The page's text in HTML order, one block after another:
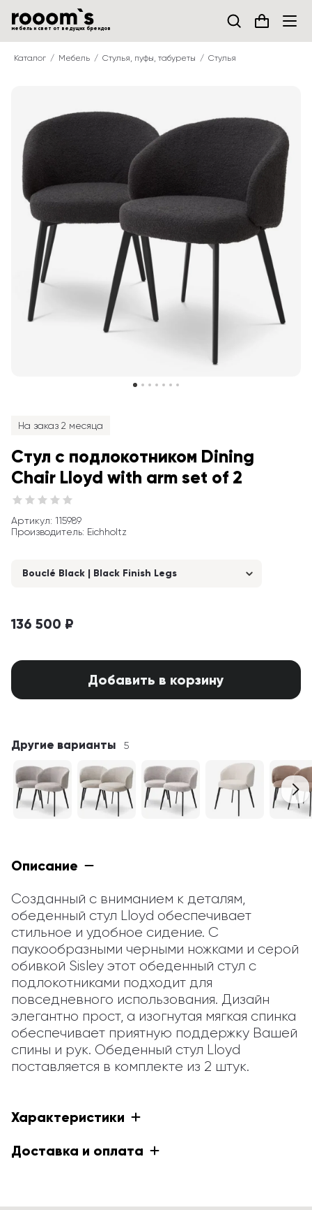
мебель и свет от ведущих брендов
Каталог Мебель Стулья, пуфы, табуреты Стулья
На заказ 2 месяца
Стул с подлокотником Dining
Chair Lloyd with arm set of 2
Артикул: 115989
Производитель: Eichholtz
Bouclé Black | Black Finish Legs
136 500 ₽
Добавить в корзину
Другие варианты 5
Описание
Созданный с вниманием к деталям,
обеденный стул Lloyd обеспечивает
стильное и удобное сидение. С
паукообразными черными ножками и серой
обивкой Sisley этот обеденный стул с
подлокотниками подходит для
повседневного использования. Дизайн
элегантно прост, а изогнутая мягкая спинка
обеспечивает приятную поддержку Вашей
спины и рук. Обеденный стул Lloyd
поставляется в комплекте из 2 штук.
Характеристики
Доставка и оплата